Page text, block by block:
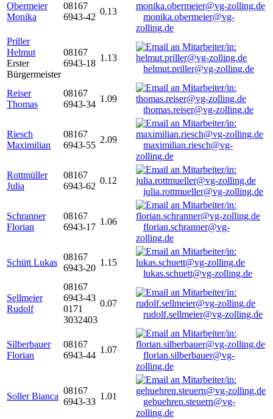
Obermeier
Monika
08167
6943-42
0.13
monika.obermeier@vg-
zolling.de
Priller
Helmut
Erster
Bürgermeister
08167
6943-18
1.13
helmut.priller@vg-zolling.de
Reiser
Thomas
08167
6943-34
1.09
thomas.reiser@vg-zolling.de
Riesch
Maximilian
08167
6943-55
2.09
maximilian.riesch@vg-
zolling.de
Rottmüller
Julia
08167
6943-62
0.12
julia.rottmueller@vg-zolling.de
Schranner
Florian
08167
6943-17
1.06
florian.schranner@vg-
zolling.de
Schütt Lukas
08167
6943-20
1.15
lukas.schuett@vg-zolling.de
Sellmeier
Rudolf
08167
6943-43
0171
3032403
0.07
rudolf.sellmeier@vg-zolling.de
Silberbauer
Florian
08167
6943-44
1.07
florian.silberbauer@vg-
zolling.de
Soller Bianca
08167
6943-33
1.01
gebuehren.steuern@vg-
zolling.de